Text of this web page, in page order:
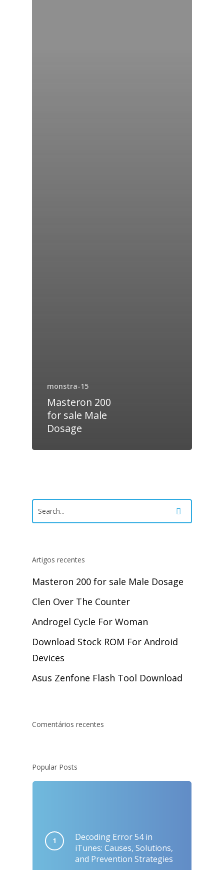
monstra-15
Masteron 200
for sale Male
Dosage
Artigos recentes
Masteron 200 for sale Male Dosage
Clen Over The Counter
Androgel Cycle For Woman
Download Stock ROM For Android
Devices
Asus Zenfone Flash Tool Download
Comentários recentes
Popular Posts
Decoding Error 54 in
iTunes: Causes, Solutions,
and Prevention Strategies